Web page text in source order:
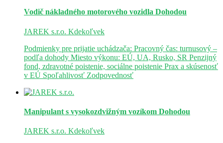
Vodič nákladného motorového vozidla Dohodou
JAREK s.r.o. Kdekoľvek
Podmienky pre prijatie uchádzača: Pracovný čas: turnusový –
podľa dohody Miesto výkonu: EÚ, UA, Rusko, SR Penzijný
fond, zdravotné poistenie, sociálne poistenie Prax a skúsenosť
v EÚ Spoľahlivosť Zodpovednosť
Manipulant s vysokozdvižným vozíkom Dohodou
JAREK s.r.o. Kdekoľvek